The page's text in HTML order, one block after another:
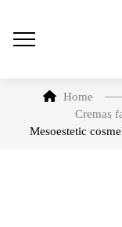
Home
Cremas
Mesoestetic